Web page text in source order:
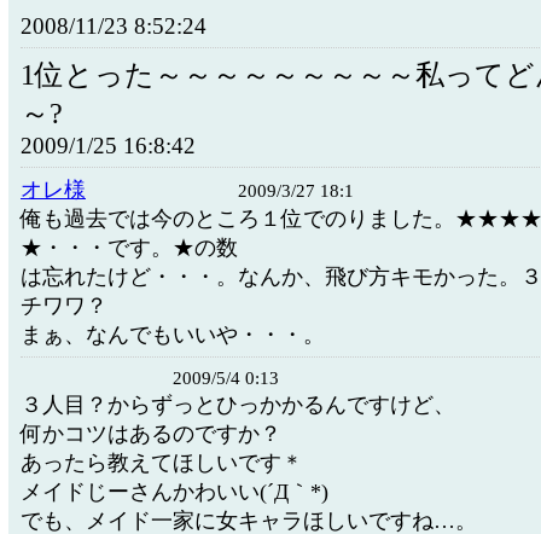
2008/11/23 8:52:24
1位とった～～～～～～～～～私って
～?
2009/1/25 16:8:42
オレ様 2009/3/27 18:1
俺も過去では今のところ１位でのりました。★★★★
★・・・です。★の数
は忘れたけど・・・。なんか、飛び方キモかった。
チワワ？
まぁ、なんでもいいや・・・。
2009/5/4 0:13
３人目？からずっとひっかかるんですけど、
何かコツはあるのですか？
あったら教えてほしいです＊
メイドじーさんかわいい(´Д｀*)
でも、メイド一家に女キャラほしいですね…。